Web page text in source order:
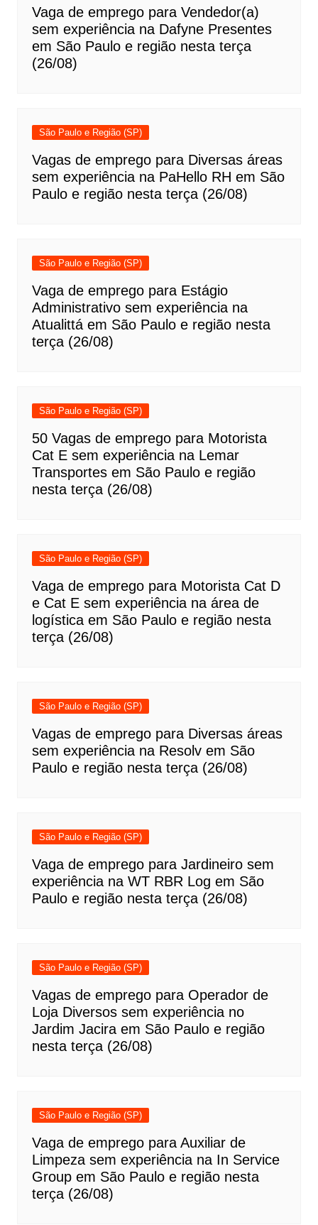
Vaga de emprego para Vendedor(a)
sem experiência na Dafyne Presentes
em São Paulo e região nesta terça
(26/08)
São Paulo e Região (SP)
Vagas de emprego para Diversas áreas
sem experiência na PaHello RH em São
Paulo e região nesta terça (26/08)
São Paulo e Região (SP)
Vaga de emprego para Estágio
Administrativo sem experiência na
Atualittá em São Paulo e região nesta
terça (26/08)
São Paulo e Região (SP)
50 Vagas de emprego para Motorista
Cat E sem experiência na Lemar
Transportes em São Paulo e região
nesta terça (26/08)
São Paulo e Região (SP)
Vaga de emprego para Motorista Cat D
e Cat E sem experiência na área de
logística em São Paulo e região nesta
terça (26/08)
São Paulo e Região (SP)
Vagas de emprego para Diversas áreas
sem experiência na Resolv em São
Paulo e região nesta terça (26/08)
São Paulo e Região (SP)
Vaga de emprego para Jardineiro sem
experiência na WT RBR Log em São
Paulo e região nesta terça (26/08)
São Paulo e Região (SP)
Vagas de emprego para Operador de
Loja Diversos sem experiência no
Jardim Jacira em São Paulo e região
nesta terça (26/08)
São Paulo e Região (SP)
Vaga de emprego para Auxiliar de
Limpeza sem experiência na In Service
Group em São Paulo e região nesta
terça (26/08)